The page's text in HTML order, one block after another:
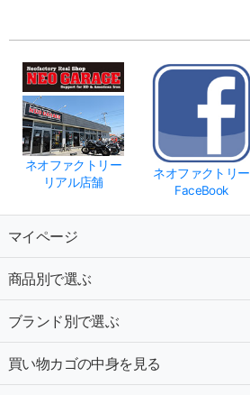
ネオファクトリー
リアル店舗
ネオファクトリー
FaceBook
マイページ
商品別で選ぶ
ブランド別で選ぶ
買い物カゴの中身を見る